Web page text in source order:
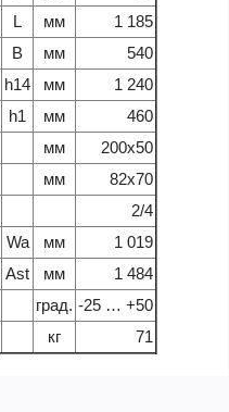
L мм
1 185
B мм
540
h14 мм
1 240
h1 мм
460
мм
200x50
мм
82x70
2/4
Wa мм
1 019
Ast мм
1 484
град. -25 … +50
кг 71